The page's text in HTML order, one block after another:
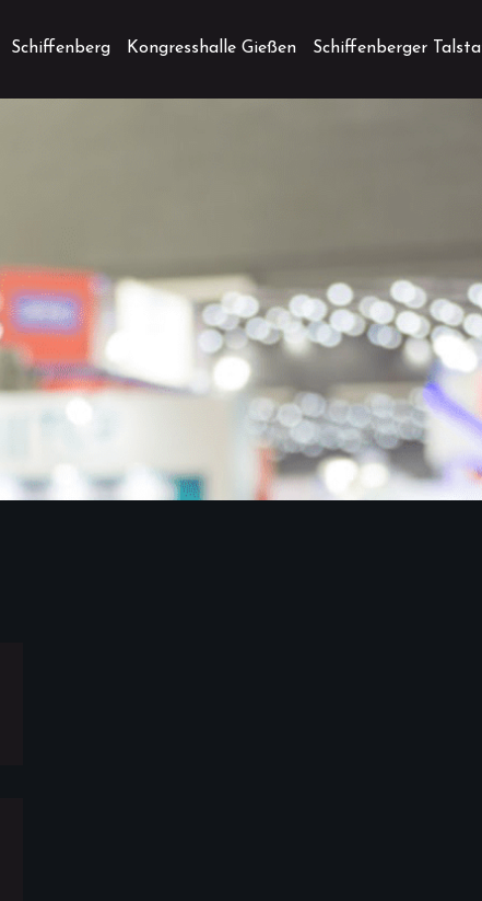
Schiffenberg Kongresshalle Gießen Schiffenberger